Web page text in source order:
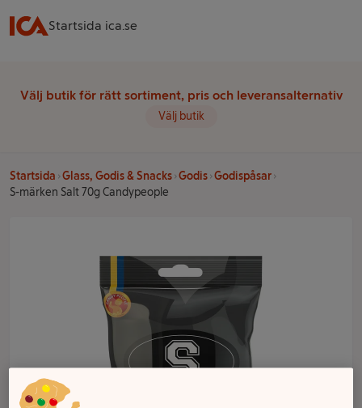
Startsida ica.se
Välj butik för rätt sortiment, pris och leveransalternativ
Välj butik
Startsida Glass, Godis & Snacks Godis Godispåsar
S-märken Salt 70g Candypeople